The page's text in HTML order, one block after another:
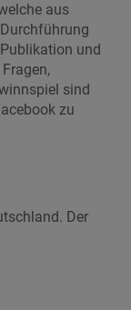
aus
und
sind
zu
Der